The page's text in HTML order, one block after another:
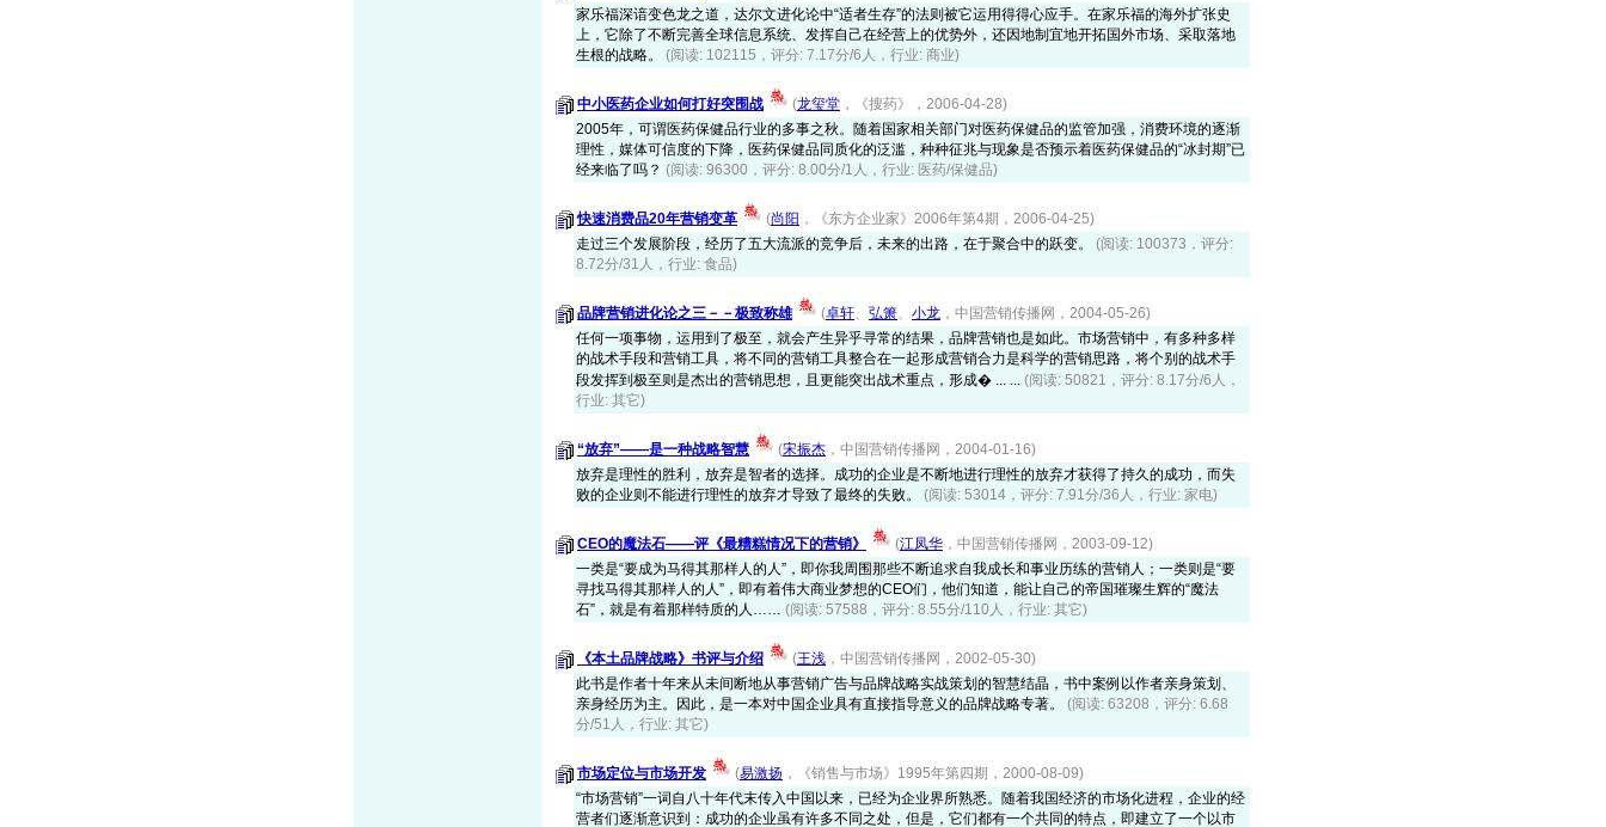
家乐福深谙变色龙之道，达尔文进化论中“适者生存”的法则被它运用得得心应手。在家乐福的海外扩张史
上，它除了不断完善全球信息系统、发挥自己在经营上的优势外，还因地制宜地开拓国外市场、采取落地
生根的战略。 (阅读: 102115，评分: 7.17分/6人，行业: 商业)
中小医药企业如何打好突围战 (龙玺堂 ，《搜药》，2006-04-28)
2005年，可谓医药保健品行业的多事之秋。随着国家相关部门对医药保健品的监管加强，消费环境的逐渐
理性，媒体可信度的下降，医药保健品同质化的泛滥，种种征兆与现象是否预示着医药保健品的“冰封期”已
经来临了吗？ (阅读: 96300，评分: 8.00分/1人，行业: 医药/保健品)
快速消费品20年营销变革 (尚阳 ，《东方企业家》2006年第4期，2006-04-25)
走过三个发展阶段，经历了五大流派的竞争后，未来的出路，在于聚合中的跃变。 (阅读: 100373，评分:
8.72分/31人，行业: 食品)
品牌营销进化论之三－－极致称雄 (卓轩、 弘箫、 小龙 ，中国营销传播网，2004-05-26)
任何一项事物，运用到了极至，就会产生异乎寻常的结果，品牌营销也是如此。市场营销中，有多种多样
的战术手段和营销工具，将不同的营销工具整合在一起形成营销合力是科学的营销思路，将个别的战术手
段发挥到极至则是杰出的营销思想，且更能突出战术重点，形成� ... ... (阅读: 50821，评分: 8.17分/6人，
行业: 其它)
“放弃”——是一种战略智慧 (宋振杰 ，中国营销传播网，2004-01-16)
放弃是理性的胜利，放弃是智者的选择。成功的企业是不断地进行理性的放弃才获得了持久的成功，而失
败的企业则不能进行理性的放弃才导致了最终的失败。 (阅读: 53014，评分: 7.91分/36人，行业: 家电)
CEO的魔法石——评《最糟糕情况下的营销》 (江凤华 ，中国营销传播网，2003-09-12)
一类是“要成为马得其那样人的人”，即你我周围那些不断追求自我成长和事业历练的营销人；一类则是“要
寻找马得其那样人的人”，即有着伟大商业梦想的CEO们，他们知道，能让自己的帝国璀璨生辉的“魔法
石”，就是有着那样特质的人…… (阅读: 57588，评分: 8.55分/110人，行业: 其它)
《本土品牌战略》书评与介绍 (王浅 ，中国营销传播网，2002-05-30)
此书是作者十年来从未间断地从事营销广告与品牌战略实战策划的智慧结晶，书中案例以作者亲身策划、
亲身经历为主。因此，是一本对中国企业具有直接指导意义的品牌战略专著。 (阅读: 63208，评分: 6.68
分/51人，行业: 其它)
市场定位与市场开发 (易激扬 ，《销售与市场》1995年第四期，2000-08-09)
“市场营销”一词自八十年代末传入中国以来，已经为企业界所熟悉。随着我国经济的市场化进程，企业的经
营者们逐渐意识到：成功的企业虽有许多不同之处，但是，它们都有一个共同的特点，即建立了一个以市